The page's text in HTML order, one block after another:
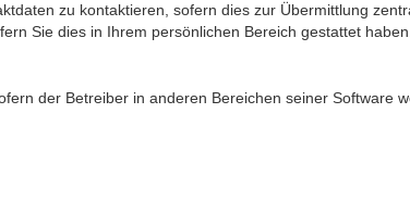
zu kontaktieren, sofern dies zur Übermittlung
Sie dies in Ihrem persönlichen Bereich gestattet
der Betreiber in anderen Bereichen seiner Software